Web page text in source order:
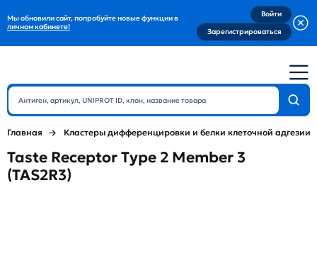
Мы обновили сайт, попробуйте новые функции в
личном кабинете!
Войти
Зарегистрироваться
Главная Кластеры дифференцировки и белки клеточной адгезии
Taste Receptor Type 2 Member 3
(TAS2R3)